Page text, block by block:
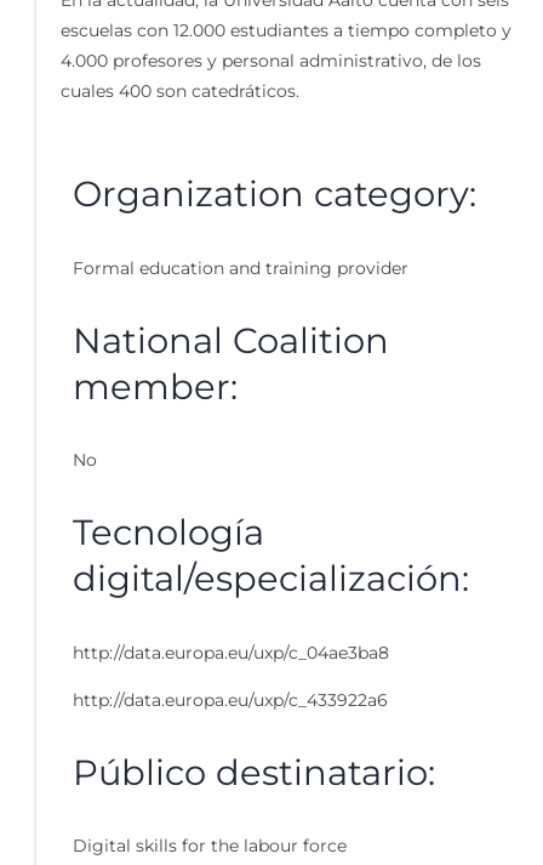
escuelas con 12.000 estudiantes a tiempo completo y
4.000 profesores y personal administrativo, de los
cuales 400 son catedráticos.
Organization category:
Formal education and training provider
National Coalition
member:
No
Tecnología
digital/especialización:
http://data.europa.eu/uxp/c_04ae3ba8
http://data.europa.eu/uxp/c_433922a6
Público destinatario:
Digital skills for the labour force